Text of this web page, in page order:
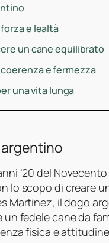
e lealtà
un cane equilibrato
e fermezza
una vita lunga
’20 del
lo scopo di creare
Martinez, il dogo
fedele cane da
fisica e